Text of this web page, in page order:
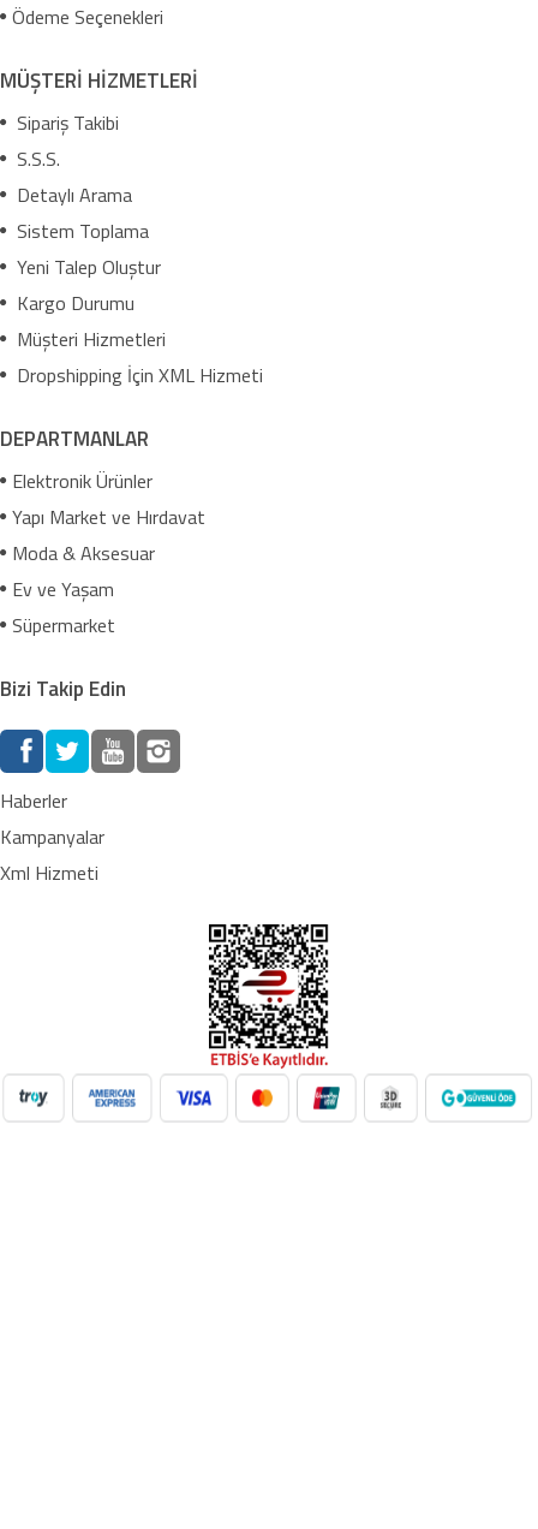
Ödeme Seçenekleri
MÜŞTERİ HİZMETLERİ
Sipariş Takibi
S.S.S.
Detaylı Arama
Sistem Toplama
Yeni Talep Oluştur
Kargo Durumu
Müşteri Hizmetleri
Dropshipping İçin XML Hizmeti
DEPARTMANLAR
Elektronik Ürünler
Yapı Market ve Hırdavat
Moda & Aksesuar
Ev ve Yaşam
Süpermarket
Bizi Takip Edin
Haberler
Kampanyalar
Xml Hizmeti